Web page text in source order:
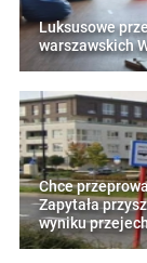
Luksusowe
warszawskich
Chce
Zapytała
wyniku